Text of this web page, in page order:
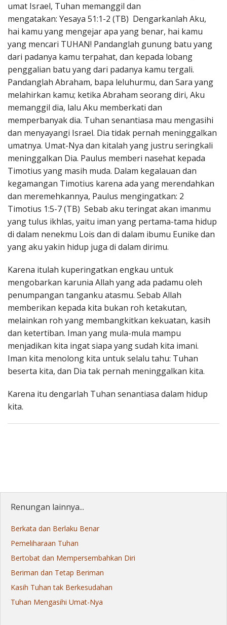
umat Israel, Tuhan memanggil dan
mengatakan: Yesaya 51:1-2 (TB) Dengarkanlah Aku,
hai kamu yang mengejar apa yang benar, hai kamu
yang mencari TUHAN! Pandanglah gunung batu yang
dari padanya kamu terpahat, dan kepada lobang
penggalian batu yang dari padanya kamu tergali.
Pandanglah Abraham, bapa leluhurmu, dan Sara yang
melahirkan kamu; ketika Abraham seorang diri, Aku
memanggil dia, lalu Aku memberkati dan
memperbanyak dia. Tuhan senantiasa mau mengasihi
dan menyayangi Israel. Dia tidak pernah meninggalkan
umatnya. Umat-Nya dan kitalah yang justru seringkali
meninggalkan Dia. Paulus memberi nasehat kepada
Timotius yang masih muda. Dalam kegalauan dan
kegamangan Timotius karena ada yang merendahkan
dan meremehkannya, Paulus mengingatkan: 2
Timotius 1:5-7 (TB) Sebab aku teringat akan imanmu
yang tulus ikhlas, yaitu iman yang pertama-tama hidup
di dalam nenekmu Lois dan di dalam ibumu Eunike dan
yang aku yakin hidup juga di dalam dirimu.
Karena itulah kuperingatkan engkau untuk
mengobarkan karunia Allah yang ada padamu oleh
penumpangan tanganku atasmu. Sebab Allah
memberikan kepada kita bukan roh ketakutan,
melainkan roh yang membangkitkan kekuatan, kasih
dan ketertiban. Iman yang mula-mula mampu
menjadikan kita ingat siapa yang sudah kita imani.
Iman kita menolong kita untuk selalu tahu: Tuhan
beserta kita, dan Dia tak pernah meninggalkan kita.
Karena itu dengarlah Tuhan senantiasa dalam hidup
kita.
Renungan lainnya...
Berkata dan Berlaku Benar
Pemeliharaan Tuhan
Bertobat dan Mempersembahkan Diri
Beriman dan Tetap Beriman
Kasih Tuhan tak Berkesudahan
Tuhan Mengasihi Umat-Nya